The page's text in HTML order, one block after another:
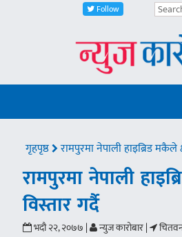
Follow
गृहपृष्ठ रामपुरमा नेपाली हाइब्रिड मकैले
रामपुरमा नेपाली
विस्तार गर्दै
भदौ २२, २०७७ | न्युज कारोबार |